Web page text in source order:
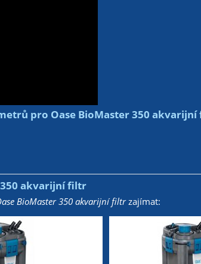
pro Oase BioMaster 350
akvarijní filtr
BioMaster 350 akvarijní filtrzajímat: